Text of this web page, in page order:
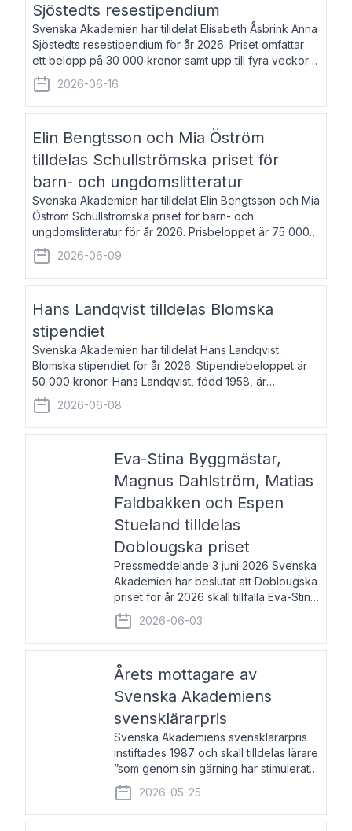
Sjöstedts resestipendium
Svenska Akademien har tilldelat Elisabeth Åsbrink Anna
Sjöstedts resestipendium för år 2026. Priset omfattar
ett belopp på 30 000 kronor samt upp till fyra veckors
fri vistelse i Akademiens lägenhet i Berlin. Elisabeth
Åsbrink, född 1965 oc
2026-06-16
Elin Bengtsson och Mia Öström
tilldelas Schullströmska priset för
barn- och ungdomslitteratur
Svenska Akademien har tilldelat Elin Bengtsson och Mia
Öström Schullströmska priset för barn- och
ungdomslitteratur för år 2026. Prisbeloppet är 75 000
kronor vardera. Elin Bengtsson, född 1987, är författare
och forskare i genusvetenskap.
2026-06-09
Hans Landqvist tilldelas Blomska
stipendiet
Svenska Akademien har tilldelat Hans Landqvist
Blomska stipendiet för år 2026. Stipendiebeloppet är
50 000 kronor. Hans Landqvist, född 1958, är
professor i svenska vid Göteborgs universitet. Han
disputerade år 2000 på avhandlingen Författn
2026-06-08
Eva-Stina Byggmästar,
Magnus Dahlström, Matias
Faldbakken och Espen
Stueland tilldelas
Doblougska priset
Pressmeddelande 3 juni 2026 Svenska
Akademien har beslutat att Doblougska
priset för år 2026 skall tillfalla Eva-Stina
Byggmästar, Magnus Dahlström, Matias
Faldbakken samt Espen Stueland.
Prisbeloppet är 200 000 svenska
2026-06-03
Årets mottagare av
Svenska Akademiens
svensklärarpris
Svenska Akademiens svensklärarpris
instiftades 1987 och skall tilldelas lärare
”som genom sin gärning har stimulerat
intresset hos unga människor för
svenska språket och litteraturen”.
Prisutdelning och samtal med
2026-05-25